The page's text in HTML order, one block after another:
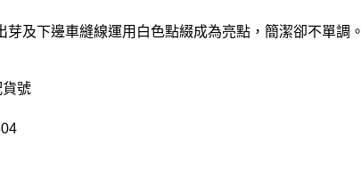
芽及下邊車縫線運用白色點綴成為亮點，簡潔卻不單調。
號